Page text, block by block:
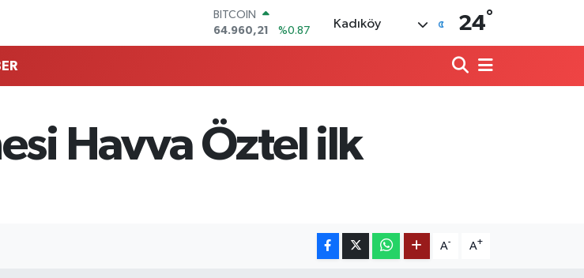
BITCOIN
64.960,21
%0.87
DOLAR
64,4811
GRAM ALTIN
6660.55
%0.03
Kadıköy 24°
Havva Öztel ilk
A- A+